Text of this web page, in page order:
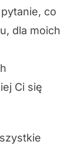
co
dla moich
Ci się